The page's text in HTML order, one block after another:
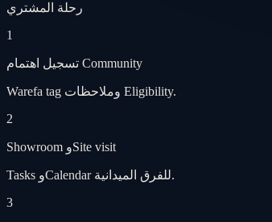
رحلة المشتري
1
تسجيل اهتمام Community
Warefa tag وملاحظات Eligibility.
2
Showroom وSite visit
Tasks وCalendar للفرق الميدانية.
3